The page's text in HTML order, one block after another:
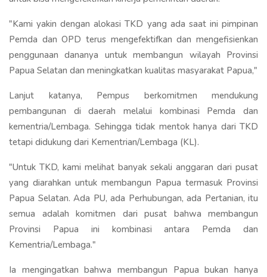
"Kami yakin dengan alokasi TKD yang ada saat ini pimpinan
Pemda dan OPD terus mengefektifkan dan mengefisienkan
penggunaan dananya untuk membangun wilayah Provinsi
Papua Selatan dan meningkatkan kualitas masyarakat Papua,"
Lanjut katanya, Pempus berkomitmen mendukung
pembangunan di daerah melalui kombinasi Pemda dan
kementria/Lembaga. Sehingga tidak mentok hanya dari TKD
tetapi didukung dari Kementrian/Lembaga (KL).
"Untuk TKD, kami melihat banyak sekali anggaran dari pusat
yang diarahkan untuk membangun Papua termasuk Provinsi
Papua Selatan. Ada PU, ada Perhubungan, ada Pertanian, itu
semua adalah komitmen dari pusat bahwa membangun
Provinsi Papua ini kombinasi antara Pemda dan
Kementria/Lembaga."
Ia mengingatkan bahwa membangun Papua bukan hanya